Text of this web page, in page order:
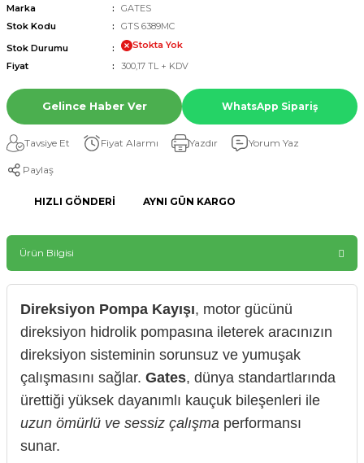
Marka
GATES
Stok Kodu
GTS 6389MC
Stok Durumu
Stokta Yok
Fiyat
300,17 TL + KDV
Gelince Haber Ver WhatsApp Sipariş
Tavsiye Et Fiyat Alarmı Yazdır Yorum Yaz
Paylaş
HIZLI GÖNDERI AYNI GÜN KARGO
Ürün Bilgisi
Direksiyon Pompa Kayışı, motor gücünü
direksiyon hidrolik pompasına ileterek aracınızın
direksiyon sisteminin sorunsuz ve yumuşak
çalışmasını sağlar. Gates, dünya standartlarında
ürettiği yüksek dayanımlı kauçuk bileşenleri ile
uzun ömürlü ve sessiz çalışma performansı
sunar.